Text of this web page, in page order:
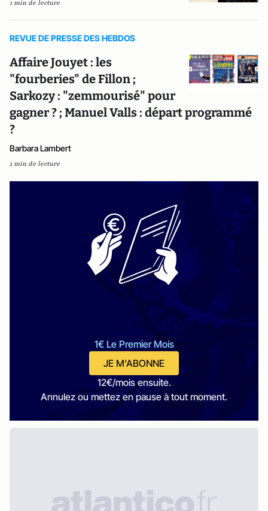
1 min de lecture
REVUE DE PRESSE DES HEBDOS
Affaire Jouyet : les
"fourberies" de Fillon ;
Sarkozy : "zemmourisé" pour
gagner ? ; Manuel Valls : départ programmé
?
Barbara Lambert
1 min de lecture
1€ Le Premier Mois
JE M'ABONNE
12€/mois ensuite.
Annulez ou mettez en pause à tout moment.